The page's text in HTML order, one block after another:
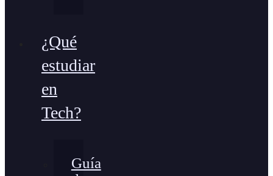
¿Qué
estudiar
en
Tech?
Guía